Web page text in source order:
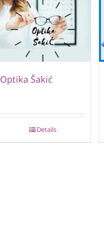
Optika Šakić
Details